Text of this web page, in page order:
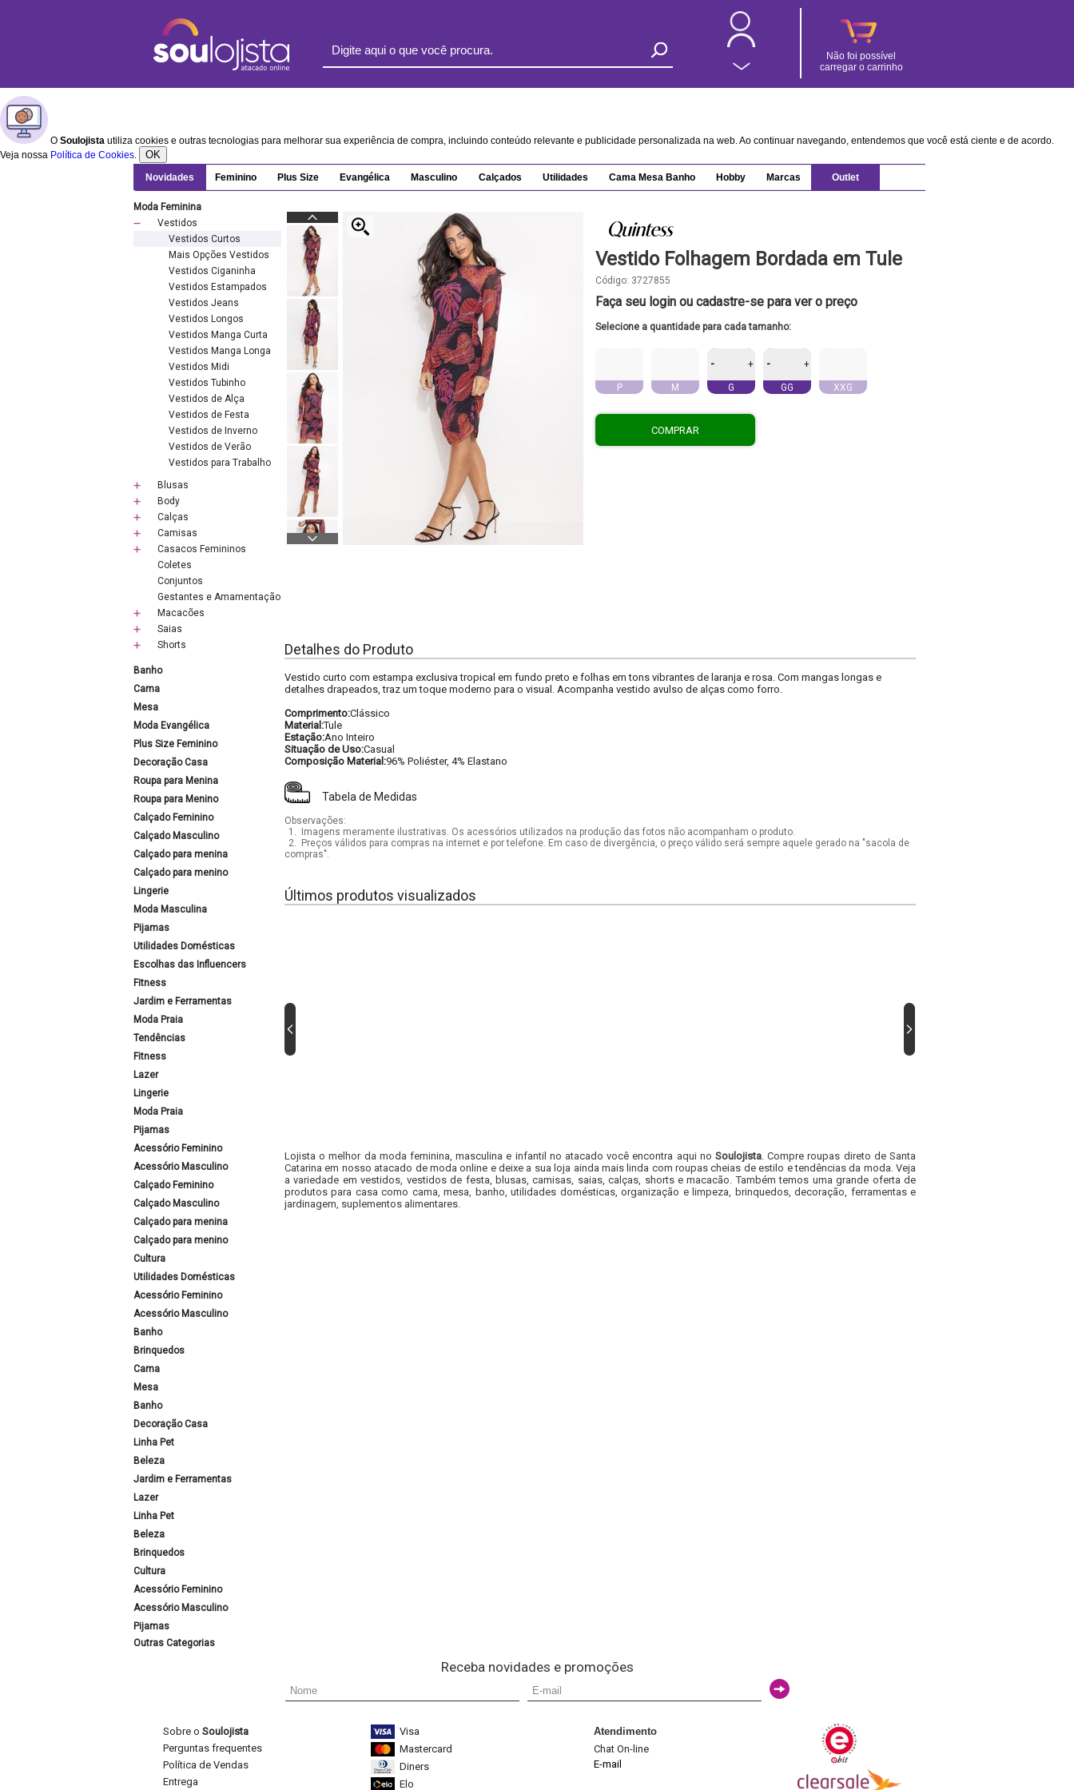
Não foi possível
carregar o carrinho
O Soulojista utiliza cookies e outras tecnologias para melhorar sua experiência de compra, incluindo conteúdo relevante e publicidade personalizada na web. Ao continuar navegando, entendemos que você está ciente e de acordo.
Veja nossa Política de Cookies. OK
Novidades Feminino Plus Size Evangélica Masculino Calçados Utilidades Cama Mesa Banho Hobby Marcas Outlet
Moda Feminina
Vestidos
Vestidos Curtos
Mais Opções Vestidos
Vestidos Ciganinha
Vestidos Estampados
Vestidos Jeans
Vestidos Longos
Vestidos Manga Curta
Vestidos Manga Longa
Vestidos Midi
Vestidos Tubinho
Vestidos de Alça
Vestidos de Festa
Vestidos de Inverno
Vestidos de Verão
Vestidos para Trabalho
Blusas
Body
Calças
Camisas
Casacos Femininos
Coletes
Conjuntos
Gestantes e Amamentação
Macacões
Saias
Shorts
Banho
Cama
Mesa
Moda Evangélica
Plus Size Feminino
Decoração Casa
Roupa para Menina
Roupa para Menino
Calçado Feminino
Calçado Masculino
Calçado para menina
Calçado para menino
Lingerie
Moda Masculina
Pijamas
Utilidades Domésticas
Escolhas das Influencers
Fitness
Jardim e Ferramentas
Moda Praia
Tendências
Fitness
Lazer
Lingerie
Moda Praia
Pijamas
Acessório Feminino
Acessório Masculino
Calçado Feminino
Calçado Masculino
Calçado para menina
Calçado para menino
Cultura
Utilidades Domésticas
Acessório Feminino
Acessório Masculino
Banho
Brinquedos
Cama
Mesa
Banho
Decoração Casa
Linha Pet
Beleza
Jardim e Ferramentas
Lazer
Linha Pet
Beleza
Brinquedos
Cultura
Acessório Feminino
Acessório Masculino
Pijamas
Outras Categorias
Vestido Folhagem Bordada em Tule
Código: 3727855
Faça seu login ou cadastre-se para ver o preço
Selecione a quantidade para cada tamanho:
P M
- +
G
- +
GG XXG
COMPRAR
Detalhes do Produto
Vestido curto com estampa exclusiva tropical em fundo preto e folhas em tons vibrantes de laranja e rosa. Com mangas longas e
detalhes drapeados, traz um toque moderno para o visual. Acompanha vestido avulso de alças como forro.
Comprimento:Clássico
Material:Tule
Estação:Ano Inteiro
Situação de Uso:Casual
Composição Material:96% Poliéster, 4% Elastano
Tabela de Medidas
Observações:
1.
Imagens meramente ilustrativas. Os acessórios utilizados na produção das fotos não acompanham o produto.
2.
Preços válidos para compras na internet e por telefone. Em caso de divergência, o preço válido será sempre aquele gerado na "sacola de
compras".
Últimos produtos visualizados
Lojista o melhor da moda feminina, masculina e infantil no atacado você encontra aqui no Soulojista. Compre roupas direto de Santa
Catarina em nosso atacado de moda online e deixe a sua loja ainda mais linda com roupas cheias de estilo e tendências da moda. Veja
a variedade em vestidos, vestidos de festa, blusas, camisas, saias, calças, shorts e macacão. Também temos uma grande oferta de
produtos para casa como cama, mesa, banho, utilidades domésticas, organização e limpeza, brinquedos, decoração, ferramentas e
jardinagem, suplementos alimentares.
Receba novidades e promoções
Sobre o Soulojista
Perguntas frequentes
Política de Vendas
Entrega
Visa
Mastercard
Diners
Elo
Atendimento
Chat On-line
E-mail